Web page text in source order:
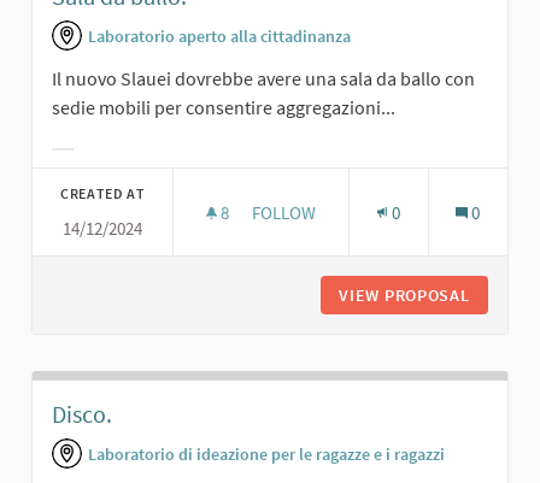
Laboratorio aperto alla cittadinanza
Il nuovo Slauei dovrebbe avere una sala da ballo con
sedie mobili per consentire aggregazioni...
CREATED AT
14/12/2024
8 8 FOLLOWERS
FOLLOW 0 0
VIEW PROPOSAL
Disco.
Laboratorio di ideazione per le ragazze e i ragazzi